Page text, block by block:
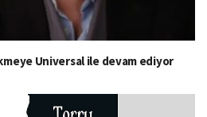
Universal ile devam ediyor